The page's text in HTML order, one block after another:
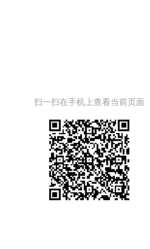
扫一扫在手机上查看当前页面